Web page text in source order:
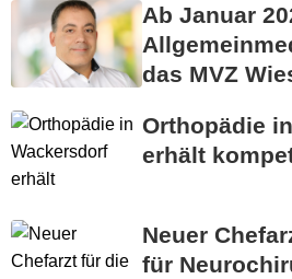
Ab Januar
das MVZ
Orthopädie
erhält
Neuer
für